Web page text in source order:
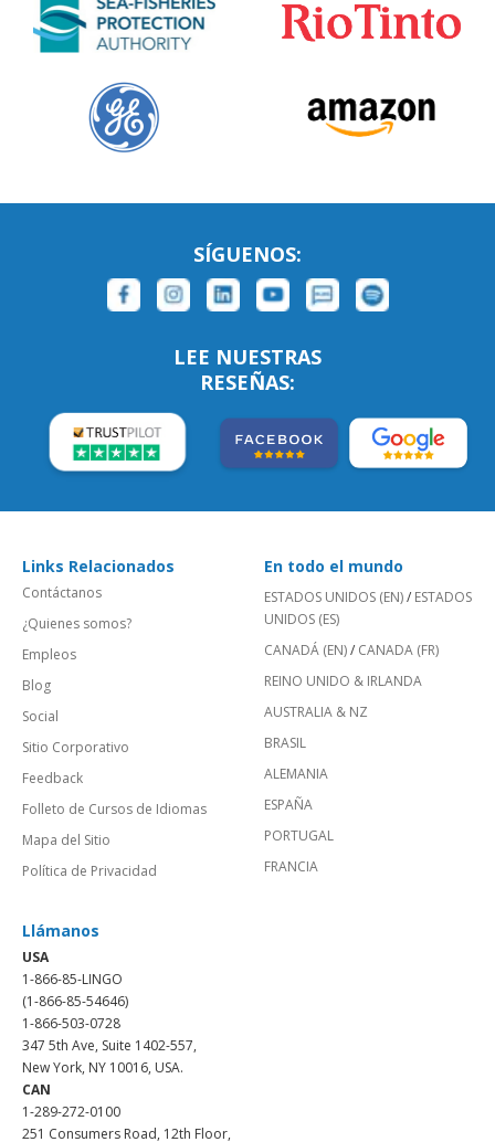
SÍGUENOS:
LEE NUESTRAS
RESEÑAS:
Links Relacionados
Contáctanos
¿Quienes somos?
Empleos
Blog
Social
Sitio Corporativo
Feedback
Folleto de Cursos de Idiomas
Mapa del Sitio
Política de Privacidad
En todo el mundo
ESTADOS UNIDOS (EN)/ ESTADOS
UNIDOS (ES)
CANADÁ (EN)/ CANADA (FR)
REINO UNIDO & IRLANDA
AUSTRALIA & NZ
BRASIL
ALEMANIA
ESPAÑA
PORTUGAL
FRANCIA
Llámanos
USA
1-866-85-LINGO
(1-866-85-54646)
1-866-503-0728
347 5th Ave, Suite 1402-557,
New York, NY 10016, USA.
CAN
1-289-272-0100
251 Consumers Road, 12th Floor,